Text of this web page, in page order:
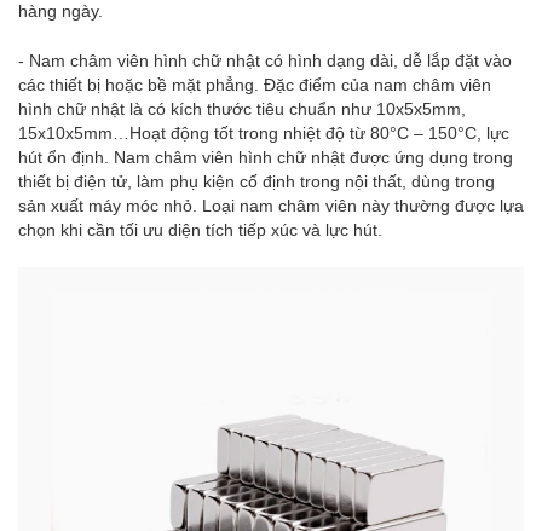
hàng ngày.
- Nam châm viên hình chữ nhật có hình dạng dài, dễ lắp đặt vào
các thiết bị hoặc bề mặt phẳng. Đặc điểm của nam châm viên
hình chữ nhật là có kích thước tiêu chuẩn như 10x5x5mm,
15x10x5mm…Hoạt động tốt trong nhiệt độ từ 80°C – 150°C, lực
hút ổn định. Nam châm viên hình chữ nhật được ứng dụng trong
thiết bị điện tử, làm phụ kiện cố định trong nội thất, dùng trong
sản xuất máy móc nhỏ. Loại nam châm viên này thường được lựa
chọn khi cần tối ưu diện tích tiếp xúc và lực hút.